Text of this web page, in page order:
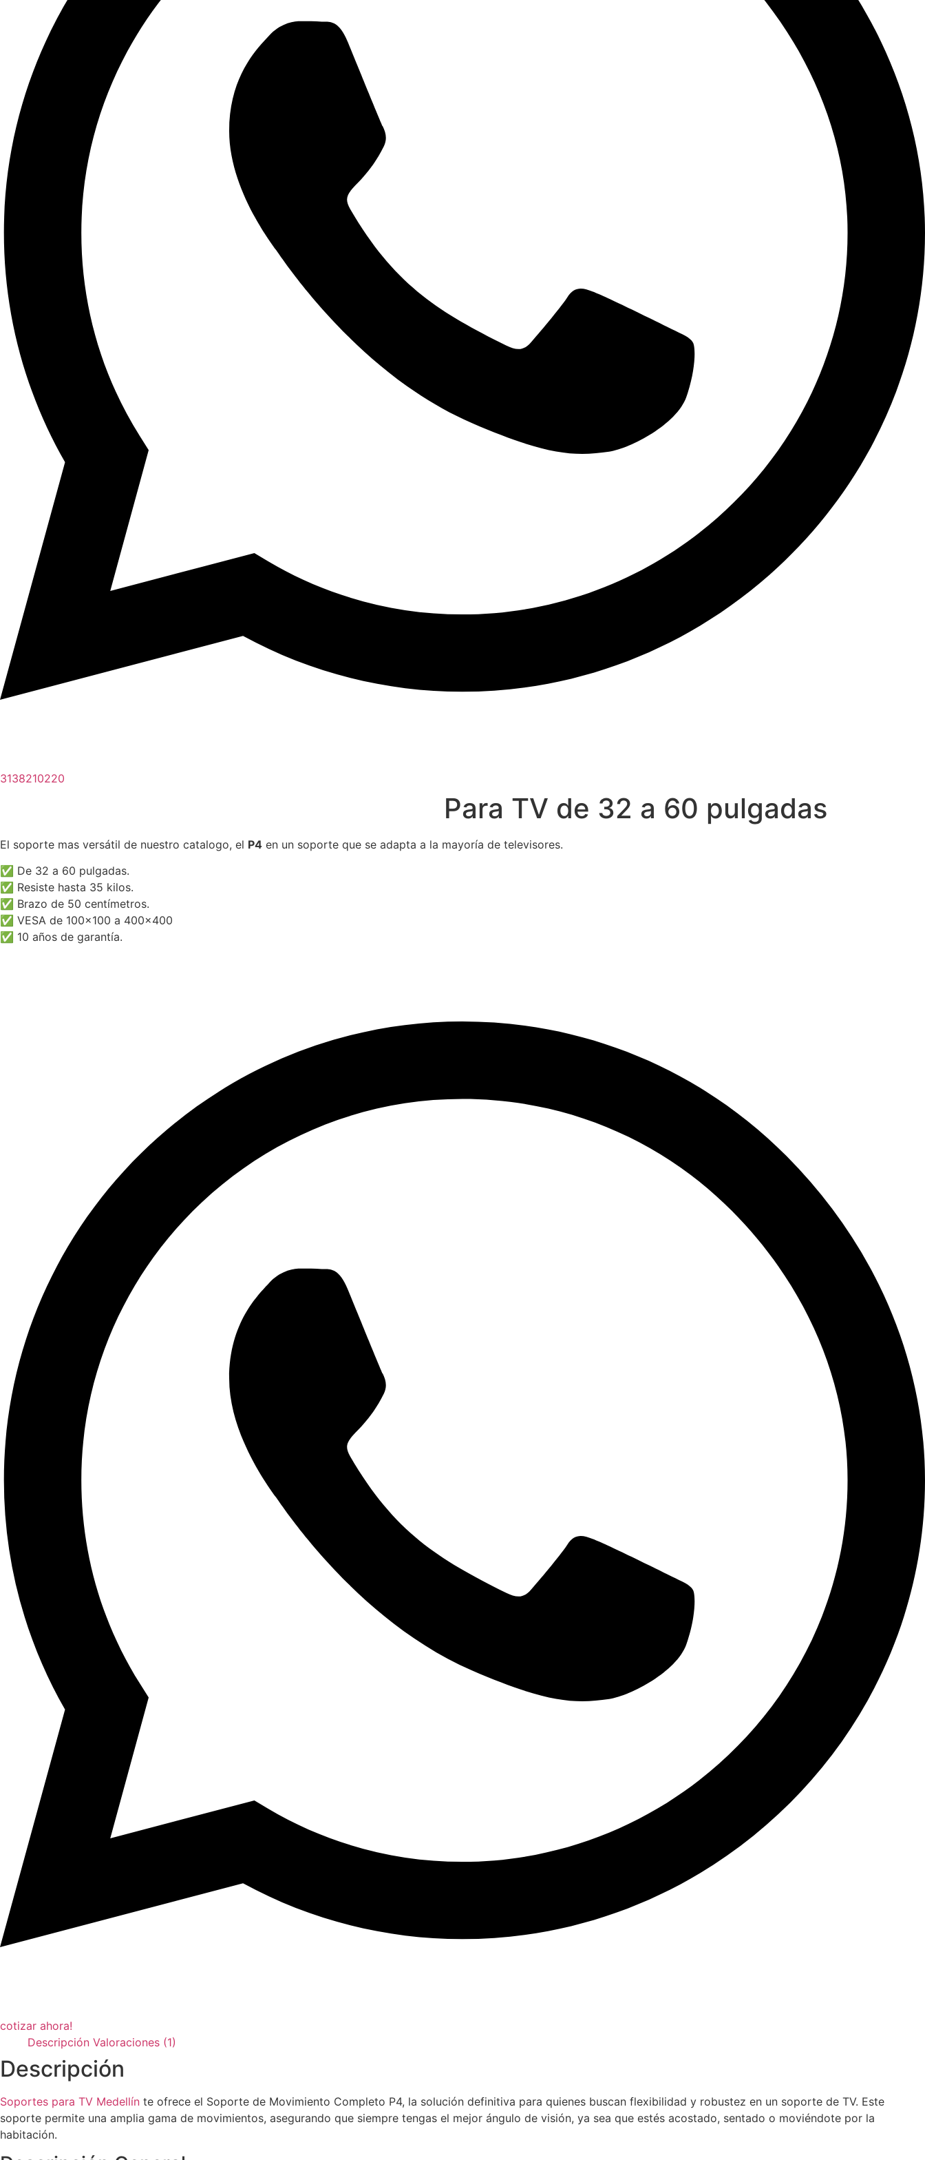
3138210220
Para TV de 32 a 60 pulgadas
El soporte mas versátil de nuestro catalogo, el P4 en un soporte que se adapta a la mayoría de televisores.
✅ De 32 a 60 pulgadas.
✅ Resiste hasta 35 kilos.
✅ Brazo de 50 centímetros.
✅ VESA de 100×100 a 400×400
✅ 10 años de garantía.
cotizar ahora!
Descripción Valoraciones (1)
Descripción
Soportes para TV Medellín te ofrece el Soporte de Movimiento Completo P4, la solución definitiva para quienes buscan flexibilidad y robustez en un soporte de TV. Este
soporte permite una amplia gama de movimientos, asegurando que siempre tengas el mejor ángulo de visión, ya sea que estés acostado, sentado o moviéndote por la
habitación.